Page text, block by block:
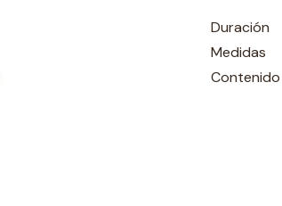
Duración
Medidas
Contenido